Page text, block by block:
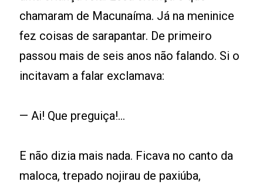
chamaram de Macunaíma. Já na meninice
fez coisas de sarapantar. De primeiro
passou mais de seis anos não falando. Si o
incitavam a falar exclamava:
— Ai! Que preguiça!...
E não dizia mais nada. Ficava no canto da
maloca, trepado nojirau de paxiúba,